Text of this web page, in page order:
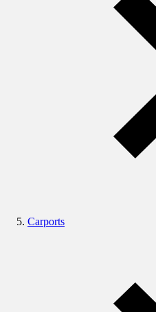
Carports